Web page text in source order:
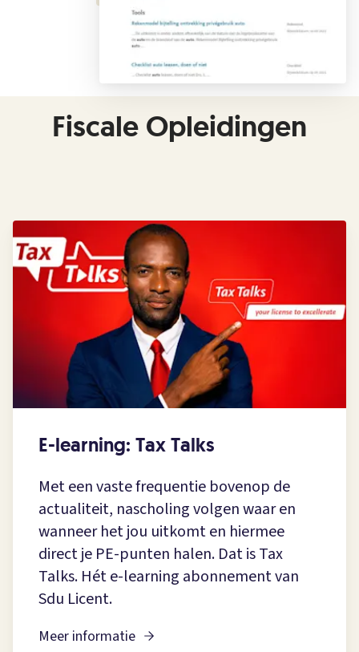
Fiscale Opleidingen
E-learning: Tax Talks
Met een vaste frequentie bovenop de
actualiteit, nascholing volgen waar en
wanneer het jou uitkomt en hiermee
direct je PE-punten halen. Dat is Tax
Talks. Hét e-learning abonnement van
Sdu Licent.
Meer informatie